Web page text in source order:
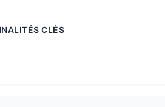
CLÉS